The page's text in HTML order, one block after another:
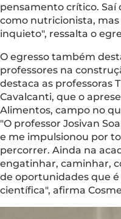
pensamento crítico. Saí
como nutricionista,
inquieto", ressalta o
O egresso também
professores na
destaca as professoras
Cavalcanti, que o
Alimentos, campo no
"O professor Josivan
e me impulsionou por
percorrer. Ainda na
engatinhar, caminhar,
de oportunidades que é
científica", afirma